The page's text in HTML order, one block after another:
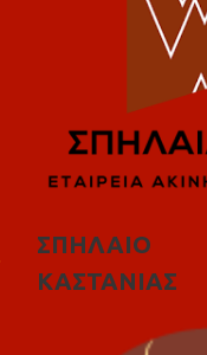
ΣΠΗΛΑΙΟ
ΚΑΣΤΑΝΙΑΣ